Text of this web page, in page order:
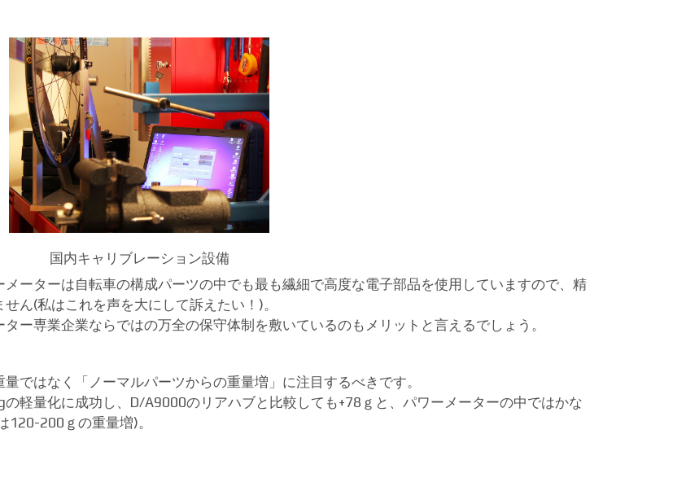
国内キャリブレーション設備
ーターは自転車の構成パーツの中でも最も繊細で高度な電子部品を使用していますので、精
ん(私はこれを声を大にして訴えたい！)。
ー専業企業ならではの万全の保守体制を敷いているのもメリットと言えるでしょう。
ではなく「ノーマルパーツからの重量増」に注目するべきです。
軽量化に成功し、D/A9000のリアハブと比較しても+78ｇと、パワーメーターの中ではかな
120-200ｇの重量増)。